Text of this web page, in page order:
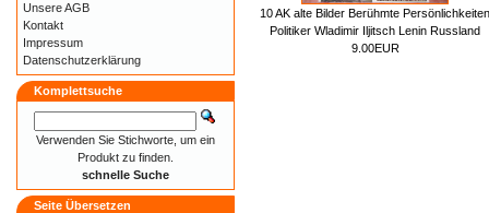
10 AK alte Bilder Berühmte Persönlichkeiten
Politiker Wladimir Iljitsch Lenin Russland
9.00EUR
Unsere AGB
Kontakt
Impressum
Datenschutzerklärung
Komplettsuche
Verwenden Sie Stichworte, um ein
Produkt zu finden.
schnelle Suche
Seite Übersetzen